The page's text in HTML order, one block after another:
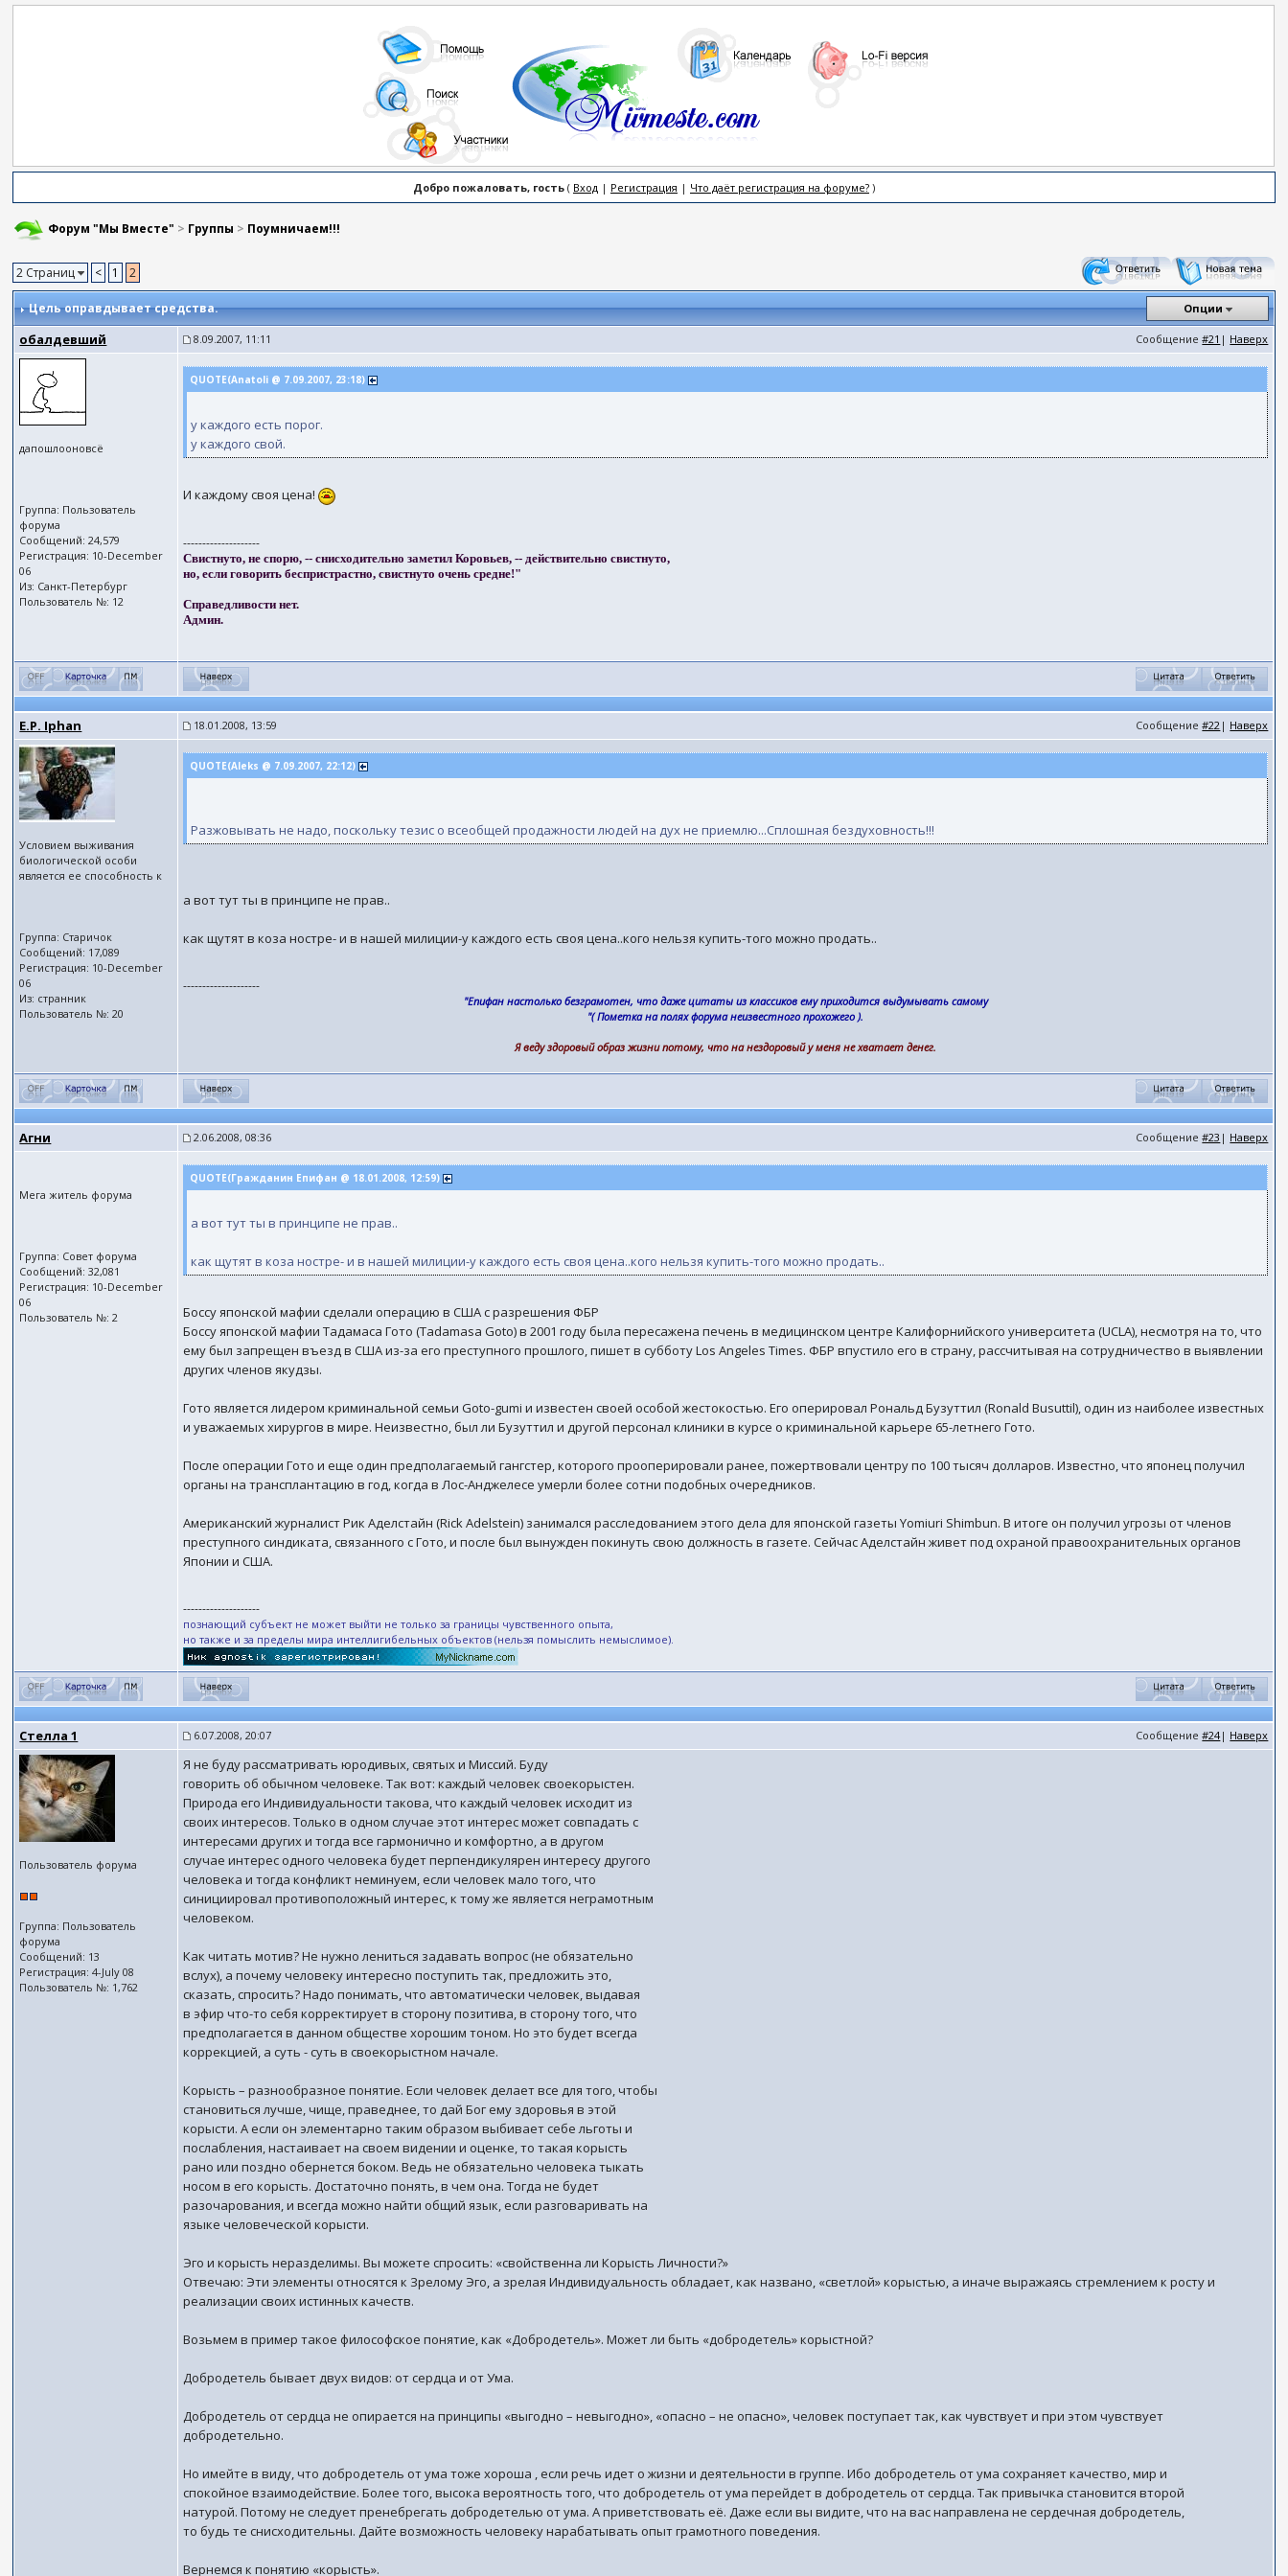
Добро пожаловать, гость( Вход| Регистрация | Что даёт регистрация на форуме?)
Форум "Мы Вместе" > Группы > Поумничаем!!!
2 Страниц < 1 2
Цель оправдывает средства. Опции
обалдевший 8.09.2007, 11:11 Сообщение#21 | Наверх
дапошлооновсё
Группа: Пользователь
форума
Сообщений: 24,579
Регистрация: 10-December
06
Из: Санкт-Петербург
Пользователь №: 12
QUOTE(Anatoli @ 7.09.2007, 23:18)
у каждого есть порог.
у каждого свой.
И каждому своя цена!
--------------------
Свистнуто, не спорю, -- снисходительно заметил Коровьев, -- действительно свистнуто,
но, если говорить беспристрастно, свистнуто очень средне!"
Справедливости нет.
Админ.
E.P. Iphan 18.01.2008, 13:59 Сообщение#22 | Наверх
Условием выживания
биологической особи
является ее способность к
Группа: Старичок
Сообщений: 17,089
Регистрация: 10-December
06
Из: странник
Пользователь №: 20
QUOTE(Aleks @ 7.09.2007, 22:12)
Разжовывать не надо, поскольку тезис о всеобщей продажности людей на дух не приемлю...Сплошная бездуховность!!!
а вот тут ты в принципе не прав..
как щутят в коза ностре- и в нашей милиции-у каждого есть своя цена..кого нельзя купить-того можно продать..
--------------------
"Епифан настолько безграмотен, что даже цитаты из классиков ему приходится выдумывать самому
"( Пометка на полях форума неизвестного прохожего ).
Я веду здоровый образ жизни потому, что на нездоровый у меня не хватает денег.
Агни 2.06.2008, 08:36 Сообщение#23 | Наверх
Мега житель форума
Группа: Совет форума
Сообщений: 32,081
Регистрация: 10-December
06
Пользователь №: 2
QUOTE(Гражданин Епифан @ 18.01.2008, 12:59)
а вот тут ты в принципе не прав..
как щутят в коза ностре- и в нашей милиции-у каждого есть своя цена..кого нельзя купить-того можно продать..
Боссу японской мафии сделали операцию в США с разрешения ФБР
Боссу японской мафии Тадамаса Гото (Tadamasa Goto) в 2001 году была пересажена печень в медицинском центре Калифорнийского университета (UCLA), несмотря на то, что
ему был запрещен въезд в США из-за его преступного прошлого, пишет в субботу Los Angeles Times. ФБР впустило его в страну, рассчитывая на сотрудничество в выявлении
других членов якудзы.
Гото является лидером криминальной семьи Goto-gumi и известен своей особой жестокостью. Его оперировал Рональд Бузуттил (Ronald Busuttil), один из наиболее известных
и уважаемых хирургов в мире. Неизвестно, был ли Бузуттил и другой персонал клиники в курсе о криминальной карьере 65-летнего Гото.
После операции Гото и еще один предполагаемый гангстер, которого прооперировали ранее, пожертвовали центру по 100 тысяч долларов. Известно, что японец получил
органы на трансплантацию в год, когда в Лос-Анджелесе умерли более сотни подобных очередников.
Американский журналист Рик Аделстайн (Rick Adelstein) занимался расследованием этого дела для японской газеты Yomiuri Shimbun. В итоге он получил угрозы от членов
преступного синдиката, связанного с Гото, и после был вынужден покинуть свою должность в газете. Сейчас Аделстайн живет под охраной правоохранительных органов
Японии и США.
--------------------
познающий субъект не может выйти не только за границы чувственного опыта,
но также и за пределы мира интеллигибельных объектов (нельзя помыслить немыслимое).
Стелла 1 6.07.2008, 20:07 Сообщение#24| Наверх
Пользователь форума
Группа: Пользователь
форума
Сообщений: 13
Регистрация: 4-July 08
Пользователь №: 1,762
Я не буду рассматривать юродивых, святых и Миссий. Буду
говорить об обычном человеке. Так вот: каждый человек своекорыстен.
Природа его Индивидуальности такова, что каждый человек исходит из
своих интересов. Только в одном случае этот интерес может совпадать с
интересами других и тогда все гармонично и комфортно, а в другом
случае интерес одного человека будет перпендикулярен интересу другого
человека и тогда конфликт неминуем, если человек мало того, что
синициировал противоположный интерес, к тому же является неграмотным
человеком.
Как читать мотив? Не нужно лениться задавать вопрос (не обязательно
вслух), а почему человеку интересно поступить так, предложить это,
сказать, спросить? Надо понимать, что автоматически человек, выдавая
в эфир что-то себя корректирует в сторону позитива, в сторону того, что
предполагается в данном обществе хорошим тоном. Но это будет всегда
коррекцией, а суть - суть в своекорыстном начале.
Корысть – разнообразное понятие. Если человек делает все для того, чтобы
становиться лучше, чище, праведнее, то дай Бог ему здоровья в этой
корысти. А если он элементарно таким образом выбивает себе льготы и
послабления, настаивает на своем видении и оценке, то такая корысть
рано или поздно обернется боком. Ведь не обязательно человека тыкать
носом в его корысть. Достаточно понять, в чем она. Тогда не будет
разочарования, и всегда можно найти общий язык, если разговаривать на
языке человеческой корысти.
Эго и корысть неразделимы. Вы можете спросить: «свойственна ли Корысть Личности?»
Отвечаю: Эти элементы относятся к Зрелому Эго, а зрелая Индивидуальность обладает, как названо, «светлой» корыстью, а иначе выражаясь стремлением к росту и
реализации своих истинных качеств.
Возьмем в пример такое философское понятие, как «Добродетель». Может ли быть «добродетель» корыстной?
Добродетель бывает двух видов: от сердца и от Ума.
Добродетель от сердца не опирается на принципы «выгодно – невыгодно», «опасно – не опасно», человек поступает так, как чувствует и при этом чувствует
добродетельно.
Но имейте в виду, что добродетель от ума тоже хороша , если речь идет о жизни и деятельности в группе. Ибо добродетель от ума сохраняет качество, мир и
спокойное взаимодействие. Более того, высока вероятность того, что добродетель от ума перейдет в добродетель от сердца. Так привычка становится второй
натурой. Потому не следует пренебрегать добродетелью от ума. А приветствовать её. Даже если вы видите, что на вас направлена не сердечная добродетель,
то будь те снисходительны. Дайте возможность человеку нарабатывать опыт грамотного поведения.
Вернемся к понятию «корысть».